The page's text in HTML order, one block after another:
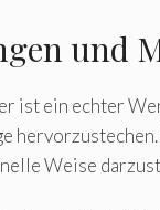
und
ist ein echter
Weise